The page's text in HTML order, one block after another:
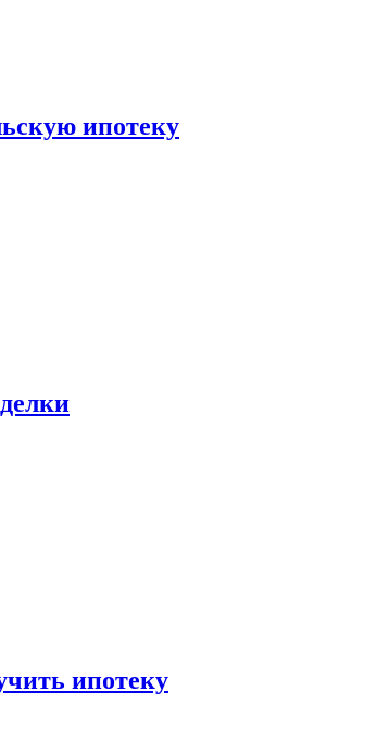
ипотеку
ипотеку